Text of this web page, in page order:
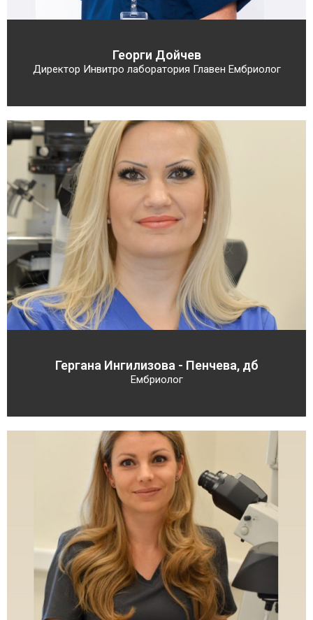
Георги Дойчев
Директор Инвитро лаборатория Главен Ембриолог
Гергана Ингилизова - Пенчева, дб
Ембриолог